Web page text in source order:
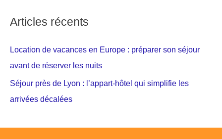
Articles récents
Location de vacances en Europe : préparer son séjour
avant de réserver les nuits
Séjour près de Lyon : l’appart-hôtel qui simplifie les
arrivées décalées